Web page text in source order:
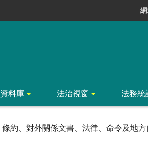
料庫 法治視窗 法務統
條約、對外關係文書、法律、命令及地方